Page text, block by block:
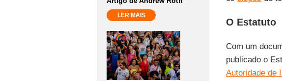
LER MAIS
O Estatuto
Com um
publicado o
Autoridade de